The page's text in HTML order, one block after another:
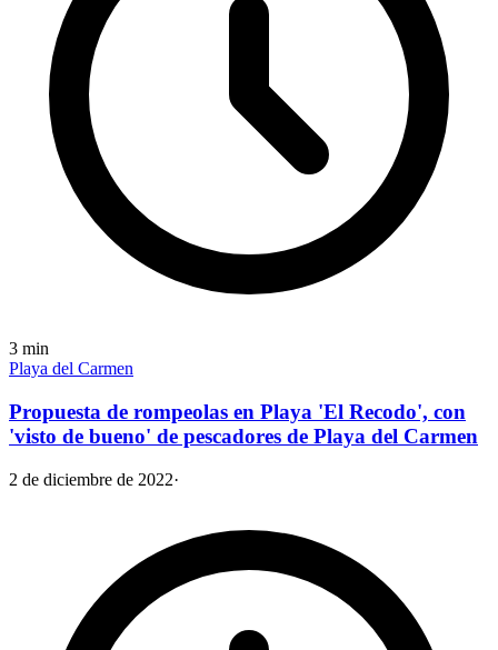
3 min
Playa del Carmen
Propuesta de rompeolas en Playa 'El Recodo', con
'visto de bueno' de pescadores de Playa del Carmen
2 de diciembre de 2022·